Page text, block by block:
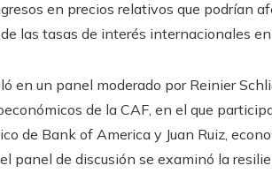
en precios relativos que podrían
las tasas de interés internacionales
en un panel moderado por Reinier
de la CAF, en el que
de Bank of America y Juan Ruiz,
panel de discusión se examinó la